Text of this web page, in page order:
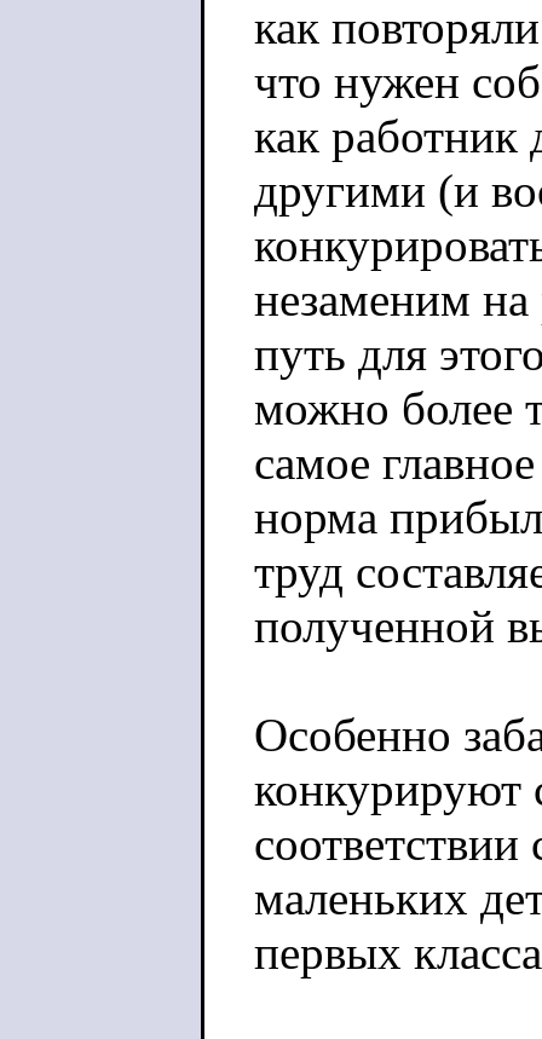
как
что нужен
как работник
другими (и
незаменим
путь для
можно более
самое
норма
труд
полученной
Особенно
конкурируют
маленьких
первых